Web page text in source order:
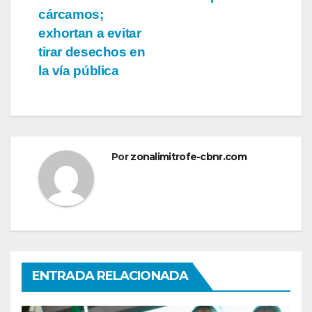
cárcamos;
exhortan a evitar
tirar desechos en
la vía pública
Porzonalimitrofe-cbnr.com
ENTRADA RELACIONADA